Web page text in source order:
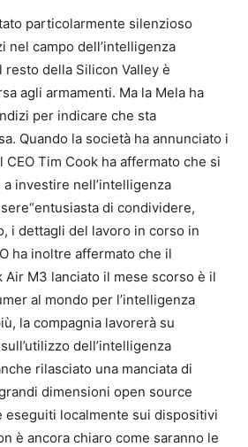
particolarmente silenzioso
nel campo dell’intelligenza
della Silicon Valley è
agli armamenti. Ma la Mela ha
per indicare che sta
Quando la società ha annunciato i
Tim Cook ha affermato che si
investire nell’intelligenza
di condividere,
i dettagli del lavoro in corso in
ha inoltre affermato che il
Air M3 lanciato il mese scorso è il
al mondo per l’intelligenza
la compagnia lavorerà su
dell’intelligenza
rilasciato una manciata di
dimensioni open source
eseguiti localmente sui dispositivi
è ancora chiaro come saranno le